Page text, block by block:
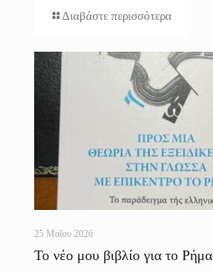
Διαβάστε περισσότερα
25 Μαΐου 2026
Το νέο μου βιβλίο για το Ρήμα